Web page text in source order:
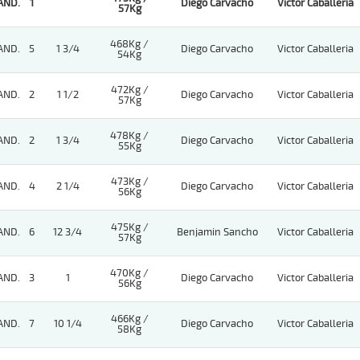
1
57Kg
Diego Carvacho Victor Caballeria
5 1 3/4
468Kg /
54Kg
Diego Carvacho Victor Caballeria
2 1 1/2
472Kg /
57Kg
Diego Carvacho Victor Caballeria
2 1 3/4
478Kg /
55Kg
Diego Carvacho Victor Caballeria
4 2 1/4
473Kg /
56Kg
Diego Carvacho Victor Caballeria
6 12 3/4
475Kg /
57Kg
Benjamin Sancho Victor Caballeria
3 1
470Kg /
56Kg
Diego Carvacho Victor Caballeria
7 10 1/4
466Kg /
58Kg
Diego Carvacho Victor Caballeria